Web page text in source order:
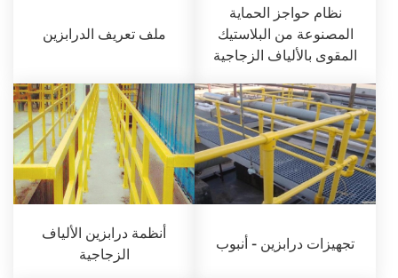
ملف تعريف الدرابزين
نظام حواجز الحماية
المصنوعة من البلاستيك
المقوى بالألياف الزجاجية
أنظمة درابزين الألياف
الزجاجية
تجهيزات درابزين - أنبوب